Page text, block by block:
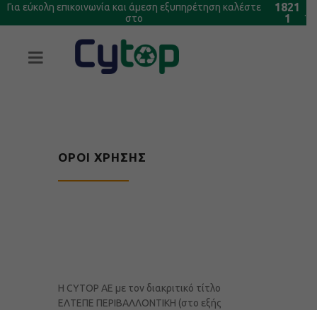
Για εύκολη επικοινωνία και άμεση εξυπηρέτηση καλέστε
στο
1821
1
.
ΌΡΟΙ ΧΡΉΣΗΣ
Η CYTOP AE με τον διακριτικό τίτλο
ΕΛΤΕΠΕ ΠΕΡΙΒΑΛΛΟΝΤΙΚΗ (στο εξής